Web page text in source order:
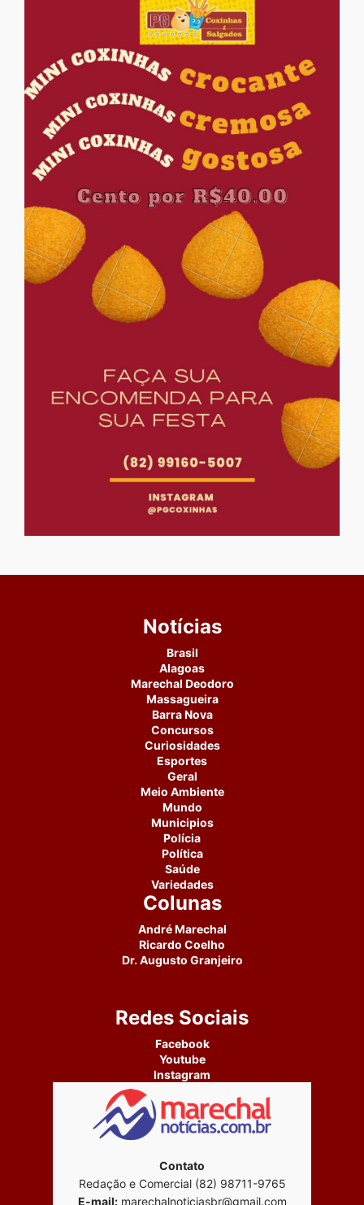
Notícias
Brasil
Alagoas
Marechal Deodoro
Massagueira
Barra Nova
Concursos
Curiosidades
Esportes
Geral
Meio Ambiente
Mundo
Municipios
Polícia
Política
Saúde
Variedades
Colunas
André Marechal
Ricardo Coelho
Dr. Augusto Granjeiro
Redes Sociais
Facebook
Youtube
Instagram
Contato
Redação e Comercial (82) 98711-9765
E-mail:marechalnoticiasbr@gmail.com